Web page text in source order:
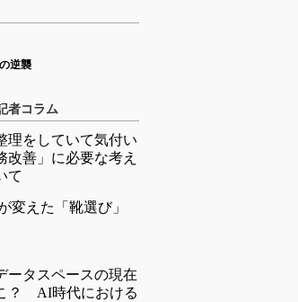
逆襲
者コラム
理をしていて気付い
改善」に必要な考え
て
変えた「靴選び」
ータスペースの現在
？ AI時代における